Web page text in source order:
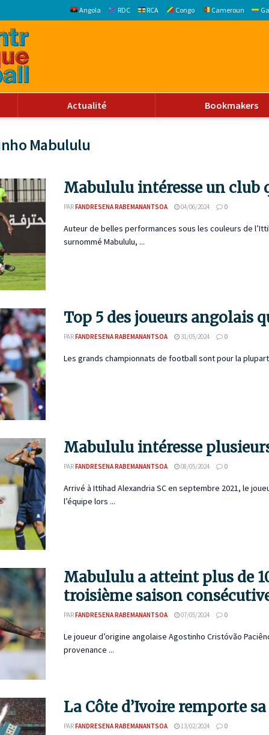
Angola RDC RCA Congo Cameroun
Actualité Bookmakers
Mabululu
Mabululu intéresse un club
PARFANDRESENA RABEMANANTSOA 04/06/2024 0
Auteur de belles performances sous les couleurs de
surnommé Mabululu, ...
Top 5 des joueurs angolais
PARFANDRESENA RABEMANANTSOA 31/05/2024 0
Les grands championnats de football sont pour la
Mabululu intéresse
PARFANDRESENA RABEMANANTSOA 08/05/2024 0
Arrivé à Ittihad Alexandria SC en septembre 2021, le
l’équipe lors ...
Mabululu a atteint plus de
troisième saison
PARFANDRESENA RABEMANANTSOA 07/05/2024 0
Le joueur d’origine angolaise Agostinho Cristóvão
provenance ...
La Côte d’Ivoire remporte
PARFANDRESENA RABEMANANTSOA 13/02/2024 0